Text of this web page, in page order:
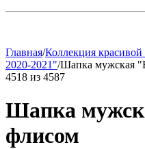
Главная/Коллекция
2020-2021"/Шапка мужская
4518 из 4587
Шапка
флисом